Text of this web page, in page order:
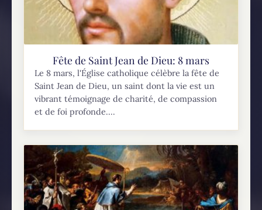
Fête de Saint Jean de Dieu: 8 mars
Le 8 mars, l'Église catholique célèbre la fête de
Saint Jean de Dieu, un saint dont la vie est un
vibrant témoignage de charité, de compassion
et de foi profonde....